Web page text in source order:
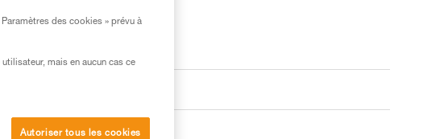
des cookies » prévu à
mais en aucun cas ce
Autoriser tous les cookies